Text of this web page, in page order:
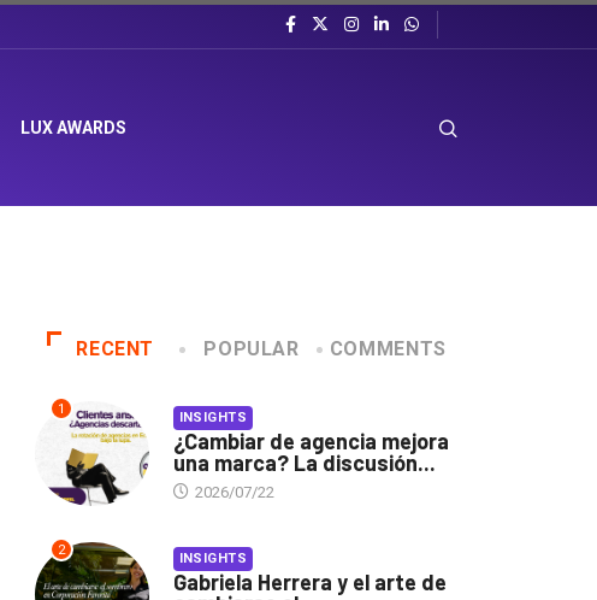
LUX AWARDS
RECENT POPULAR COMMENTS
1 INSIGHTS
¿Cambiar de agencia mejora
una marca? La discusión...
2026/07/22
2 INSIGHTS
Gabriela Herrera y el arte de